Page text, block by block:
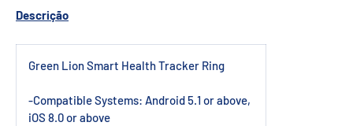
Descrição
Green Lion Smart Health Tracker Ring
-Compatible Systems: Android 5.1 or above,
iOS 8.0 or above